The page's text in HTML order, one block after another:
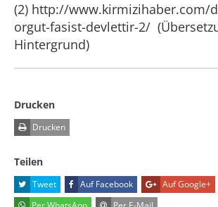
(2) http://www.kirmizihaber.com/
orgut-fasist-devlettir-2/
Hintergrund)
Drucken
Drucken
Teilen
Tweet Auf Facebook Auf Google+